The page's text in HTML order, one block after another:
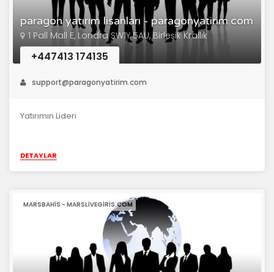
paragon yatırım lisanları - paragonyatirim.com
1 Pall Mall E, Londra SW1Y 5AU, Birleşik Krallık
+447413 174135
support@paragonyatirim.com
Yatırımın Lideri
DETAYLAR
MARSBAHIS - MARSLIVEGIRIS.COM